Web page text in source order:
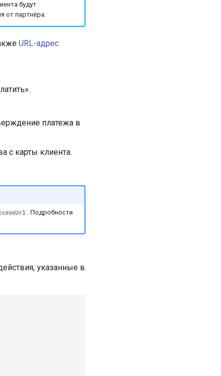
будут
от партнёра.
URL-адрес
платежа в
с карты клиента.
. Подробности
указанные в